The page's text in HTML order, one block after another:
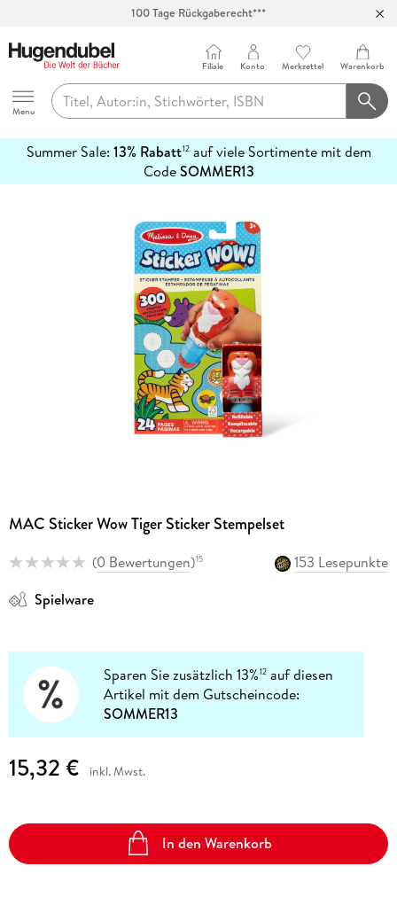
100 Tage Rückgaberecht***
Hugendubel
Menu
Filiale Konto Merkzettel Warenkorb
Summer Sale: 13% Rabatt12auf viele Sortimente mit dem
CodeSOMMER13
erfahren
MAC Sticker Wow Tiger Sticker Stempelset
(0 Bewertungen)15
153 Lesepunkte
Spielware
Sparen Sie zusätzlich 13%12 auf diesen
Artikel mit dem Gutscheincode:
SOMMER13
15,32 € inkl. Mwst.
In den Warenkorb